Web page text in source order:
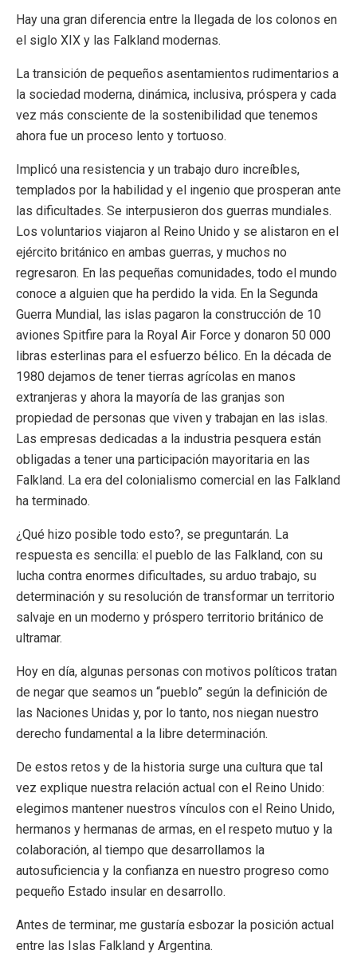
Hay una gran diferencia entre la llegada de los colonos en
el siglo XIX y las Falkland modernas.
La transición de pequeños asentamientos rudimentarios a
la sociedad moderna, dinámica, inclusiva, próspera y cada
vez más consciente de la sostenibilidad que tenemos
ahora fue un proceso lento y tortuoso.
Implicó una resistencia y un trabajo duro increíbles,
templados por la habilidad y el ingenio que prosperan ante
las dificultades. Se interpusieron dos guerras mundiales.
Los voluntarios viajaron al Reino Unido y se alistaron en el
ejército británico en ambas guerras, y muchos no
regresaron. En las pequeñas comunidades, todo el mundo
conoce a alguien que ha perdido la vida. En la Segunda
Guerra Mundial, las islas pagaron la construcción de 10
aviones Spitfire para la Royal Air Force y donaron 50 000
libras esterlinas para el esfuerzo bélico. En la década de
1980 dejamos de tener tierras agrícolas en manos
extranjeras y ahora la mayoría de las granjas son
propiedad de personas que viven y trabajan en las islas.
Las empresas dedicadas a la industria pesquera están
obligadas a tener una participación mayoritaria en las
Falkland. La era del colonialismo comercial en las Falkland
ha terminado.
¿Qué hizo posible todo esto?, se preguntarán. La
respuesta es sencilla: el pueblo de las Falkland, con su
lucha contra enormes dificultades, su arduo trabajo, su
determinación y su resolución de transformar un territorio
salvaje en un moderno y próspero territorio británico de
ultramar.
Hoy en día, algunas personas con motivos políticos tratan
de negar que seamos un “pueblo” según la definición de
las Naciones Unidas y, por lo tanto, nos niegan nuestro
derecho fundamental a la libre determinación.
De estos retos y de la historia surge una cultura que tal
vez explique nuestra relación actual con el Reino Unido:
elegimos mantener nuestros vínculos con el Reino Unido,
hermanos y hermanas de armas, en el respeto mutuo y la
colaboración, al tiempo que desarrollamos la
autosuficiencia y la confianza en nuestro progreso como
pequeño Estado insular en desarrollo.
Antes de terminar, me gustaría esbozar la posición actual
entre las Islas Falkland y Argentina.